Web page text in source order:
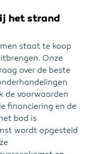
het strand
staat te koop
Onze
over de beste
de voorwaarden
financiering en de
bod is
wordt opgesteld